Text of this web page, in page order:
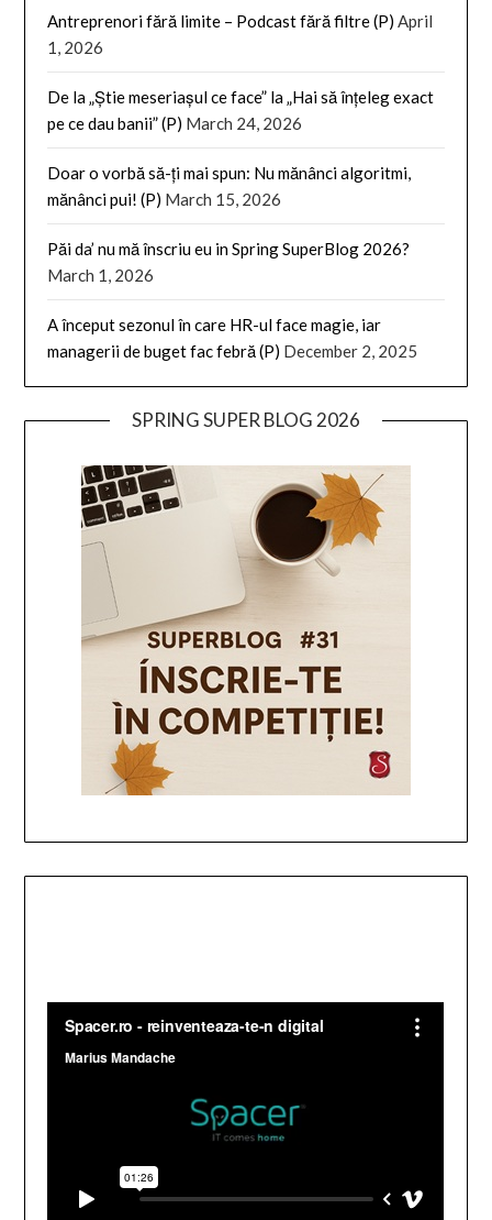
Antreprenori fără limite – Podcast fără filtre (P) April
1, 2026
De la „Știe meseriașul ce face” la „Hai să înțeleg exact
pe ce dau banii” (P) March 24, 2026
Doar o vorbă să-ți mai spun: Nu mănânci algoritmi,
mănânci pui! (P) March 15, 2026
Păi da’ nu mă înscriu eu in Spring SuperBlog 2026?
March 1, 2026
A început sezonul în care HR-ul face magie, iar
managerii de buget fac febră (P) December 2, 2025
SPRING SUPER BLOG 2026